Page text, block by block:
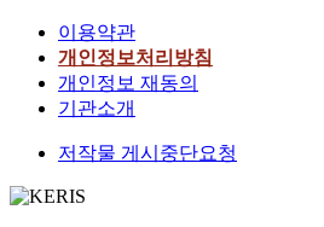
이용약관
개인정보처리방침
개인정보 재동의
기관소개
저작물 게시중단요청